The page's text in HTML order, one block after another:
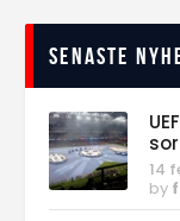
Senaste
14
by